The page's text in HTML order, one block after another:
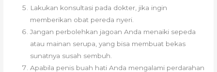
Lakukan konsultasi pada dokter, jika ingin
memberikan obat pereda nyeri.
Jangan perbolehkan jagoan Anda menaiki sepeda
atau mainan serupa, yang bisa membuat bekas
sunatnya susah sembuh.
Apabila penis buah hati Anda mengalami perdarahan